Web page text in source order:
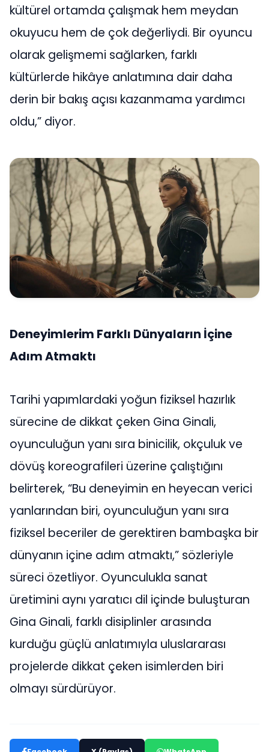
kültürel ortamda çalışmak hem meydan
okuyucu hem de çok değerliydi. Bir oyuncu
olarak gelişmemi sağlarken, farklı
kültürlerde hikâye anlatımına dair daha
derin bir bakış açısı kazanmama yardımcı
oldu,” diyor.
Deneyimlerim Farklı Dünyaların İçine
Adım Atmaktı
Tarihi yapımlardaki yoğun fiziksel hazırlık
sürecine de dikkat çeken Gina Ginali,
oyunculuğun yanı sıra binicilik, okçuluk ve
dövüş koreografileri üzerine çalıştığını
belirterek, “Bu deneyimin en heyecan verici
yanlarından biri, oyunculuğun yanı sıra
fiziksel beceriler de gerektiren bambaşka bir
dünyanın içine adım atmaktı,” sözleriyle
süreci özetliyor. Oyunculukla sanat
üretimini aynı yaratıcı dil içinde buluşturan
Gina Ginali, farklı disiplinler arasında
kurduğu güçlü anlatımıyla uluslararası
projelerde dikkat çeken isimlerden biri
olmayı sürdürüyor.